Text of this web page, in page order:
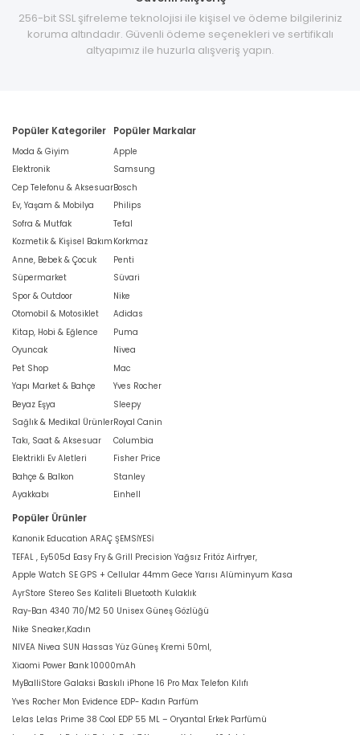
256-bit SSL şifreleme teknolojisi ile kişisel ve ödeme bilgileriniz
koruma altındadır. Güvenli ödeme seçenekleri ve sertifikalı
altyapımız ile huzurla alışveriş yapın.
Popüler Kategoriler
Moda & Giyim
Elektronik
Cep Telefonu & Aksesuar
Ev, Yaşam & Mobilya
Sofra & Mutfak
Kozmetik & Kişisel Bakım
Anne, Bebek & Çocuk
Süpermarket
Spor & Outdoor
Otomobil & Motosiklet
Kitap, Hobi & Eğlence
Oyuncak
Pet Shop
Yapı Market & Bahçe
Beyaz Eşya
Sağlık & Medikal Ürünler
Takı, Saat & Aksesuar
Elektrikli Ev Aletleri
Bahçe & Balkon
Ayakkabı
Popüler Markalar
Apple
Samsung
Bosch
Philips
Tefal
Korkmaz
Penti
Süvari
Nike
Adidas
Puma
Nivea
Mac
Yves Rocher
Sleepy
Royal Canin
Columbia
Fisher Price
Stanley
Einhell
Popüler Ürünler
Kanonik Education ARAÇ ŞEMSİYESİ
TEFAL , Ey505d Easy Fry & Grill Precision Yağsız Fritöz Airfryer,
Apple Watch SE GPS + Cellular 44mm Gece Yarısı Alüminyum Kasa
AyrStore Stereo Ses Kaliteli Bluetooth Kulaklık
Ray-Ban 4340 710/M2 50 Unisex Güneş Gözlüğü
Nike Sneaker,Kadın
NIVEA Nivea SUN Hassas Yüz Güneş Kremi 50ml,
Xiaomi Power Bank 10000mAh
MyBalliStore Galaksi Baskılı iPhone 16 Pro Max Telefon Kılıfı
Yves Rocher Mon Evidence EDP- Kadın Parfüm
Lelas Lelas Prime 38 Cool EDP 55 ML – Oryantal Erkek Parfümü